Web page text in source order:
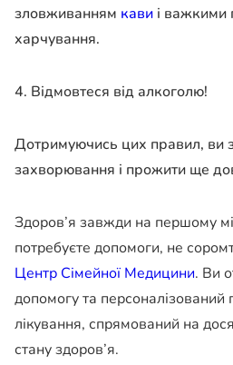
зловживанням кави і важкими
харчування.
4. Відмовтеся від алкоголю!
Дотримуючись цих правил, ви
захворювання і прожити ще
Здоров’я завжди на першому
потребуєте допомоги, не
Центр Сімейної Медицини. Ви
допомогу та персоналізований
лікування, спрямований на
стану здоров’я.